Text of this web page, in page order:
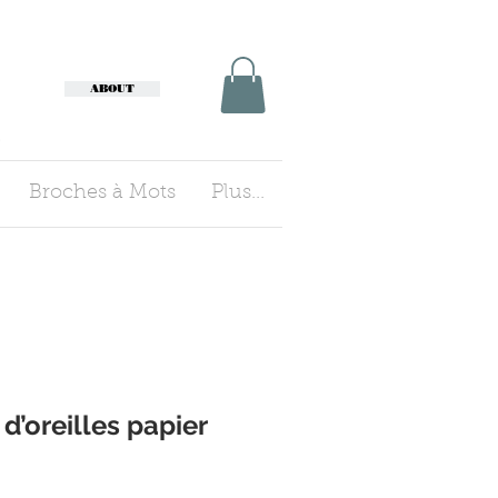
Broches à Mots Plus...
ABOUT
papier